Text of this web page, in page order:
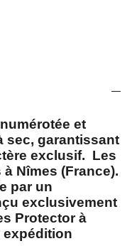
et
sec, garantissant
exclusif. Les
Nîmes (France).
par un
exclusivement
Protector à
expédition